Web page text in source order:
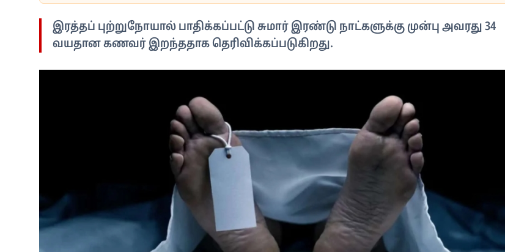
இரத்தப் புற்றுநோயால் பாதிக்கப்பட்டு சுமார் இரண்டு நாட்களுக்கு முன்பு அவரது 34
வயதான கணவர் இறந்ததாக தெரிவிக்கப்படுகிறது.